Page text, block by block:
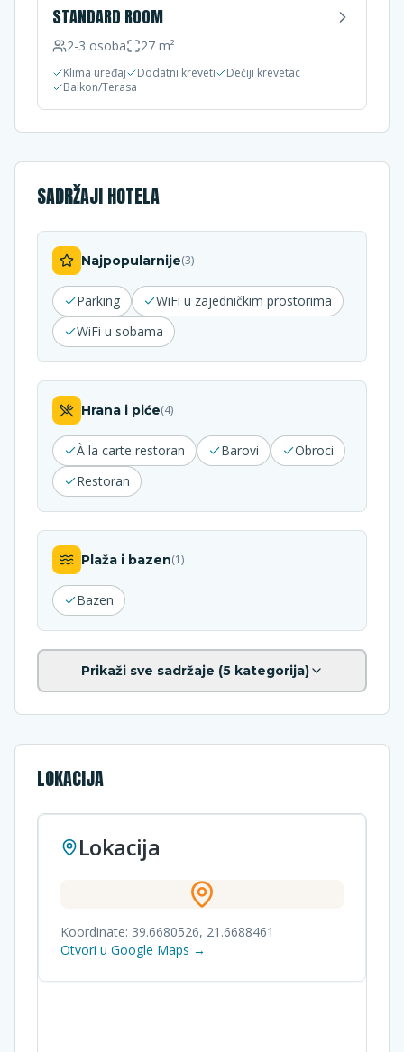
STANDARD ROOM
2-3 osoba 27 m²
Klima uređaj Dodatni kreveti
Dečiji krevetac
Balkon/Terasa
SADRŽAJI HOTELA
Najpopularnije(3)
Parking
WiFi u zajedničkim prostorima
WiFi u sobama
Hrana i piće(4)
À la carte restoran Barovi
Obroci
Restoran
Plaža i bazen(1)
Bazen
Prikaži sve sadržaje (5kategorija)
LOKACIJA
Lokacija
Koordinate: 39.6680526, 21.6688461
Otvori u Google Maps →